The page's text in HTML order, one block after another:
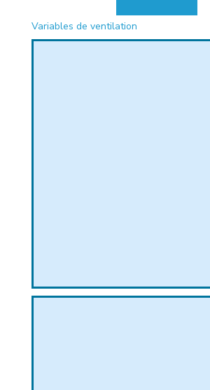
Variables de ventilation